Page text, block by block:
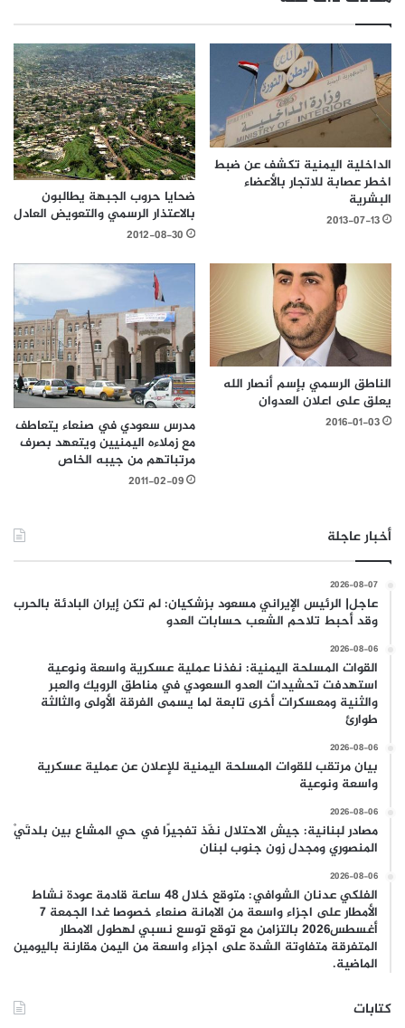
الداخلية اليمنية تكشف عن ضبط
اخطر عصابة للاتجار بالأعضاء
البشرية
2013-07-13
ضحايا حروب الجبهة يطالبون
بالاعتذار الرسمي والتعويض العادل
2012-08-30
الناطق الرسمي بإسم أنصار الله
يعلق على اعلان العدوان
2016-01-03
مدرس سعودي في صنعاء يتعاطف
مع زملاءه اليمنيين ويتعهد بصرف
مرتباتهم من جيبه الخاص
2011-02-09
أخبار عاجلة
2026-08-07
عاجل| الرئيس الإيراني مسعود بزشكيان: لم تكن إيران البادئة بالحرب
وقد أحبط تلاحم الشعب حسابات العدو
2026-08-06
القوات المسلحة اليمنية: نفذنا عملية عسكرية واسعة ونوعية
استهدفت تحشيدات العدو السعودي في مناطق الرويك والعبر
والثنية ومعسكرات أخرى تابعة لما يسمى الفرقة الأولى والثالثة
طوارئ
2026-08-06
بيان مرتقب للقوات المسلحة اليمنية للإعلان عن عملية عسكرية
واسعة ونوعية
2026-08-06
مصادر لبنانية: جيش الاحتلال نفّذ تفجيرًا في حي المشاع بين بلدتَيْ
المنصوري ومجدل زون جنوب لبنان
2026-08-06
الفلكي عدنان الشوافي: متوقع خلال 48 ساعة قادمة عودة نشاط
الأمطار على اجزاء واسعة من الامانة صنعاء خصوصا غدا الجمعة 7
أغسطس2026 بالتزامن مع توقع توسع نسبي لهطول الامطار
المتفرقة متفاوتة الشدة على اجزاء واسعة من اليمن مقارنة باليومين
الماضية.
كتابات